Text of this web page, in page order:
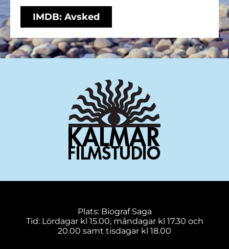
IMDB: Avsked
Plats: Biograf Saga
Tid: Lördagar kl 15.00, måndagar kl 17.30 och
20.00 samt tisdagar kl 18.00